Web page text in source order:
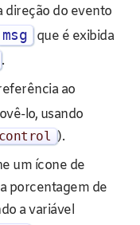
direção do evento
msg
que é exibida
.
ao
lo, usando
control ).
um ícone de
porcentagem de
a variável